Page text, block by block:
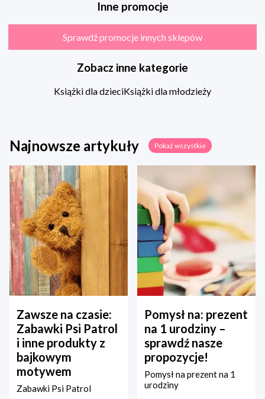
Inne promocje
Sprawdź promocje innych sklepów
Zobacz inne kategorie
Książki dla dzieciKsiążki dla młodzieży
Najnowsze artykuły Pokaż wszystkie
Zawsze na czasie:
Zabawki Psi Patrol
i inne produkty z
bajkowym
motywem
Zabawki Psi Patrol
Pomysł na: prezent
na 1 urodziny –
sprawdź nasze
propozycje!
Pomysł na prezent na 1
urodziny